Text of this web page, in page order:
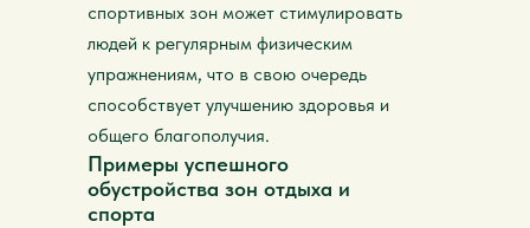
спортивных зон может стимулировать
людей к регулярным физическим
упражнениям, что в свою очередь
способствует улучшению здоровья и
общего благополучия.
Примеры успешного
обустройства зон отдыха и
спорта